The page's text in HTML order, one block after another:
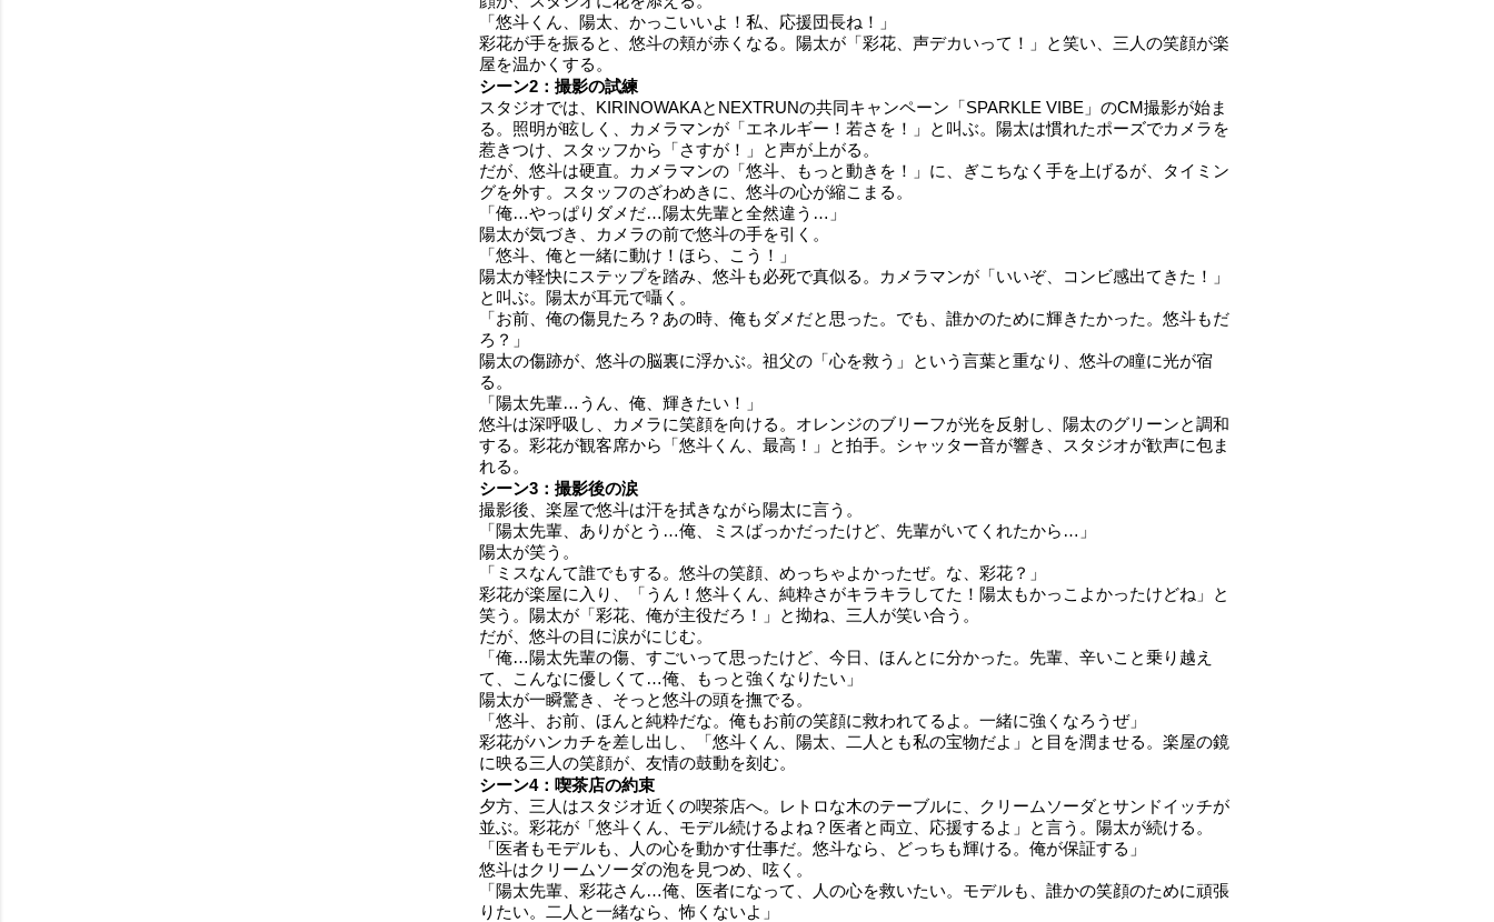
「悠斗くん、陽太、かっこいいよ！私、応援団長ね！」
彩花が手を振ると、悠斗の頬が赤くなる。陽太が「彩花、声デカいって！」と笑い、三人の笑顔が楽
屋を温かくする。
シーン2：撮影の試練
スタジオでは、KIRINOWAKAとNEXTRUNの共同キャンペーン「SPARKLE VIBE」のCM撮影が始ま
る。照明が眩しく、カメラマンが「エネルギー！若さを！」と叫ぶ。陽太は慣れたポーズでカメラを
惹きつけ、スタッフから「さすが！」と声が上がる。
だが、悠斗は硬直。カメラマンの「悠斗、もっと動きを！」に、ぎこちなく手を上げるが、タイミン
グを外す。スタッフのざわめきに、悠斗の心が縮こまる。
「俺…やっぱりダメだ…陽太先輩と全然違う…」
陽太が気づき、カメラの前で悠斗の手を引く。
「悠斗、俺と一緒に動け！ほら、こう！」
陽太が軽快にステップを踏み、悠斗も必死で真似る。カメラマンが「いいぞ、コンビ感出てきた！」
と叫ぶ。陽太が耳元で囁く。
「お前、俺の傷見たろ？あの時、俺もダメだと思った。でも、誰かのために輝きたかった。悠斗もだ
ろ？」
陽太の傷跡が、悠斗の脳裏に浮かぶ。祖父の「心を救う」という言葉と重なり、悠斗の瞳に光が宿
る。
「陽太先輩…うん、俺、輝きたい！」
悠斗は深呼吸し、カメラに笑顔を向ける。オレンジのブリーフが光を反射し、陽太のグリーンと調和
する。彩花が観客席から「悠斗くん、最高！」と拍手。シャッター音が響き、スタジオが歓声に包ま
れる。
シーン3：撮影後の涙
撮影後、楽屋で悠斗は汗を拭きながら陽太に言う。
「陽太先輩、ありがとう…俺、ミスばっかだったけど、先輩がいてくれたから…」
陽太が笑う。
「ミスなんて誰でもする。悠斗の笑顔、めっちゃよかったぜ。な、彩花？」
彩花が楽屋に入り、「うん！悠斗くん、純粋さがキラキラしてた！陽太もかっこよかったけどね」と
笑う。陽太が「彩花、俺が主役だろ！」と拗ね、三人が笑い合う。
だが、悠斗の目に涙がにじむ。
「俺…陽太先輩の傷、すごいって思ったけど、今日、ほんとに分かった。先輩、辛いこと乗り越え
て、こんなに優しくて…俺、もっと強くなりたい」
陽太が一瞬驚き、そっと悠斗の頭を撫でる。
「悠斗、お前、ほんと純粋だな。俺もお前の笑顔に救われてるよ。一緒に強くなろうぜ」
彩花がハンカチを差し出し、「悠斗くん、陽太、二人とも私の宝物だよ」と目を潤ませる。楽屋の鏡
に映る三人の笑顔が、友情の鼓動を刻む。
シーン4：喫茶店の約束
夕方、三人はスタジオ近くの喫茶店へ。レトロな木のテーブルに、クリームソーダとサンドイッチが
並ぶ。彩花が「悠斗くん、モデル続けるよね？医者と両立、応援するよ」と言う。陽太が続ける。
「医者もモデルも、人の心を動かす仕事だ。悠斗なら、どっちも輝ける。俺が保証する」
悠斗はクリームソーダの泡を見つめ、呟く。
「陽太先輩、彩花さん…俺、医者になって、人の心を救いたい。モデルも、誰かの笑顔のために頑張
りたい。二人と一緒なら、怖くないよ」